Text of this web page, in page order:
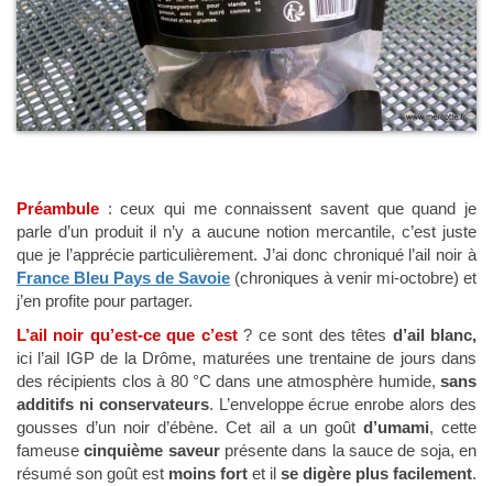
Préambule : ceux qui me connaissent savent que quand je
parle d’un produit il n’y a aucune notion mercantile, c’est juste
que je l’apprécie particulièrement. J’ai donc chroniqué l’ail noir à
France Bleu Pays de Savoie (chroniques à venir mi-octobre) et
j’en profite pour partager.
L’ail noir qu’est-ce que c’est? ce sont des têtes d’ail blanc,
ici l’ail IGP de la Drôme, maturées une trentaine de jours dans
des récipients clos à 80 °C dans une atmosphère humide, sans
additifs ni conservateurs. L’enveloppe écrue enrobe alors des
gousses d’un noir d’ébène. Cet ail a un goût d’umami, cette
fameusecinquième saveurprésente dans la sauce de soja, en
résumé son goût est moins fort et il se digère plus facilement.